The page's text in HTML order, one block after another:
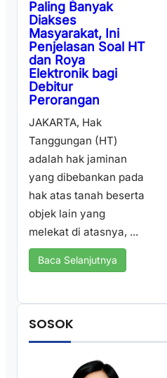
Paling Banyak
Diakses
Masyarakat, Ini
Penjelasan Soal HT
dan Roya
Elektronik bagi
Debitur
Perorangan
JAKARTA, Hak
Tanggungan (HT)
adalah hak jaminan
yang dibebankan pada
hak atas tanah beserta
objek lain yang
melekat di atasnya, ...
Baca Selanjutnya
SOSOK